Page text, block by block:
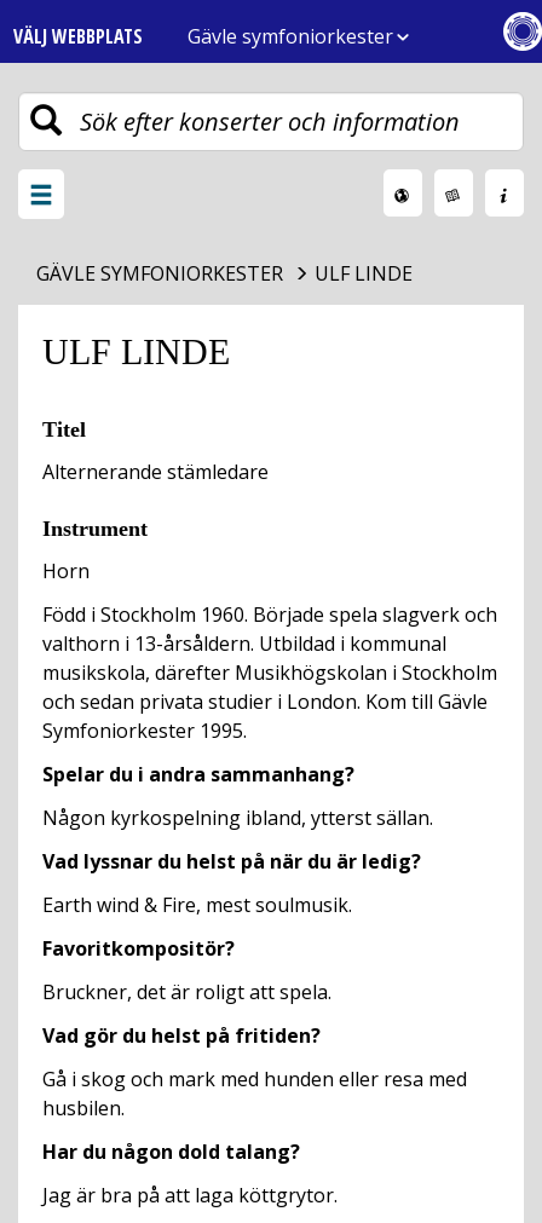
VÄLJ WEBBPLATS
Gävle symfoniorkester
Toggle
navigation
Växla
GÄVLE SYMFONIORKESTER ULF LINDE
ULF LINDE
Titel
Alternerande stämledare
Instrument
Horn
Född i Stockholm 1960. Började spela slagverk och
valthorn i 13-årsåldern. Utbildad i kommunal
musikskola, därefter Musikhögskolan i Stockholm
och sedan privata studier i London. Kom till Gävle
Symfoniorkester 1995.
Spelar du i andra sammanhang?
Någon kyrkospelning ibland, ytterst sällan.
Vad lyssnar du helst på när du är ledig?
Earth wind & Fire, mest soulmusik.
Favoritkompositör?
Bruckner, det är roligt att spela.
Vad gör du helst på fritiden?
Gå i skog och mark med hunden eller resa med
husbilen.
Har du någon dold talang?
Jag är bra på att laga köttgrytor.